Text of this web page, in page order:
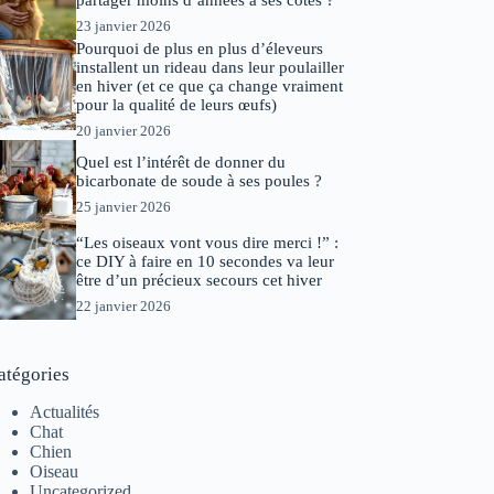
23 janvier 2026
Pourquoi de plus en plus d’éleveurs
installent un rideau dans leur poulailler
en hiver (et ce que ça change vraiment
pour la qualité de leurs œufs)
20 janvier 2026
Quel est l’intérêt de donner du
bicarbonate de soude à ses poules ?
25 janvier 2026
“Les oiseaux vont vous dire merci !” :
ce DIY à faire en 10 secondes va leur
être d’un précieux secours cet hiver
22 janvier 2026
Actualités
Chat
Chien
Oiseau